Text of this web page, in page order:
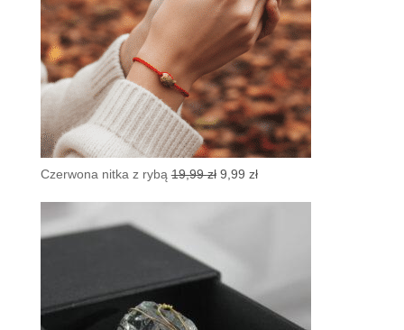
Czerwona nitka z rybą 19,99zł Pierwotna
9,99 złAktualna